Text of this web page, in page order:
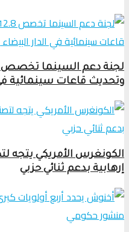
وتحديث قاعات سينمائية
الكونغرس الأمريكي يتجه
إرهابية بدعم ثنائي حزبي